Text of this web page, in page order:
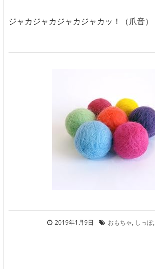
ジャカジャカジャカジャカッ！（爪音）
2019年1月9日 おもちゃ, しっぽ,